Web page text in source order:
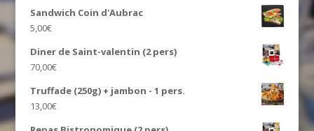
Sandwich Coin d'Aubrac
5,00€
Diner de Saint-valentin (2 pers)
70,00€
Truffade (250g) + jambon - 1 pers.
13,00€